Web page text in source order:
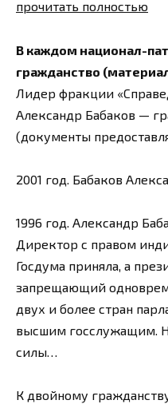
прочитать полностью
В каждом национал-
гражданство
Лидер фракции
Александр Бабаков —
(документы
2001 год. Бабаков
1996 год. Александр
Директор с правом
Госдума приняла, а
запрещающий
двух и более стран
высшим госслужащим.
силы…
К двойному